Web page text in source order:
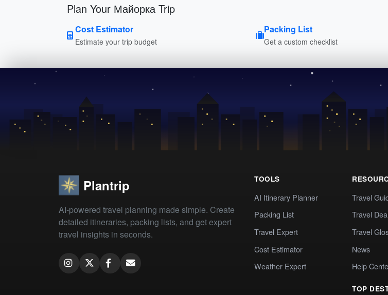
Plan Your Майорка Trip
Cost Estimator
Estimate your trip budget
Packing List
Get a custom checklist
Plantrip
AI-powered travel planning made simple. Create
detailed itineraries, packing lists, and get expert
travel insights in seconds.
TOOLS
AI Itinerary Planner
Packing List
Travel Expert
Cost Estimator
Weather Expert
Travel
Travel
Travel
News
Help
TOP